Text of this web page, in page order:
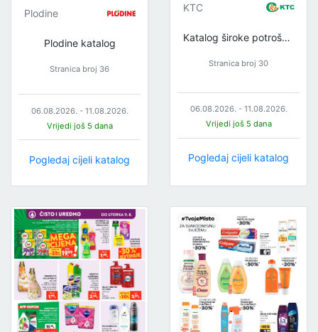
Plodine
Plodine katalog
Stranica broj 36
06.08.2026. - 11.08.2026.
Vrijedi još 5 dana
Pogledaj cijeli katalog
KTC
Katalog široke potrošnje
Stranica broj 30
06.08.2026. - 11.08.2026.
Vrijedi još 5 dana
Pogledaj cijeli katalog